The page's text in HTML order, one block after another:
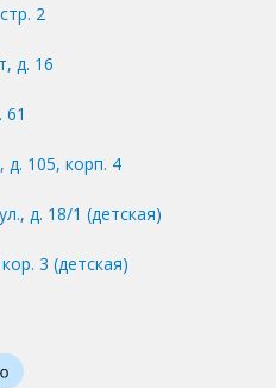
2
д. 16
д. 105, корп. 4
д. 18/1 (детская)
3 (детская)